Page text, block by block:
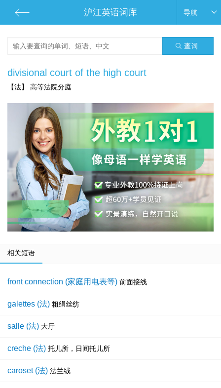
沪江英语词库 导航
查词
divisional court of the high court
【法】 高等法院分庭
相关短语
front connection (家庭用电表等) 前面接线
galettes (法) 粗绢丝纺
salle (法) 大厅
creche (法) 托儿所，日间托儿所
caroset (法) 法兰绒